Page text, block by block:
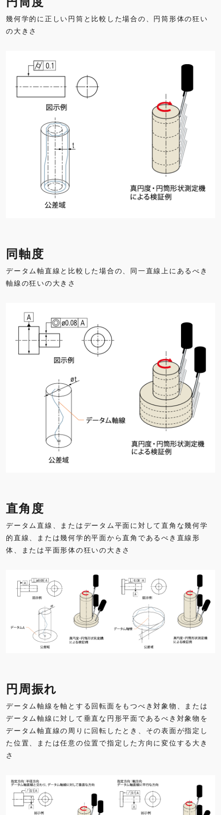
幾何学的に正しい円筒と比較した場合の、円筒形体の狂い
の大きさ
同軸度
データム軸直線と比較した場合の、同一直線上にあるべき
軸線の狂いの大きさ
直角度
データム直線、またはデータム平面に対して直角な幾何学
的直線、または幾何学的平面から直角であるべき直線形
体、または平面形体の狂いの大きさ
円周振れ
データム軸線を軸とする回転面をもつべき対象物、または
データム軸線に対して垂直な円形平面であるべき対象物を
データム軸直線の周りに回転したとき、その表面が指定し
た位置、または任意の位置で指定した方向に変位する大き
さ